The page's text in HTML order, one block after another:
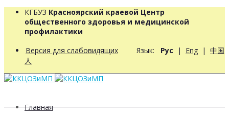
КГБУЗ Красноярский краевой Центр
общественного здоровья и медицинской
профилактики
Версия для слабовидящих Язык: Рус | Eng | 中国
人
Главная